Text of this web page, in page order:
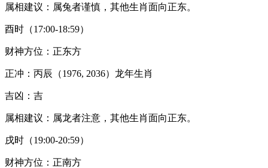
属相建议：属兔者谨慎，其他生肖面向正东。
酉时（17:00-18:59）
财神方位：正东方
正冲：丙辰（1976, 2036）龙年生肖
吉凶：吉
属相建议：属龙者注意，其他生肖面向正东。
戌时（19:00-20:59）
财神方位：正南方